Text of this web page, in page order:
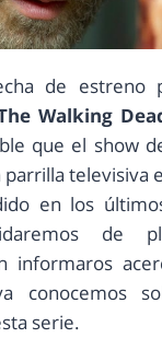
de estreno
Walking
que el show
parrilla televisiva
en los
de
informaros
conocemos
serie.